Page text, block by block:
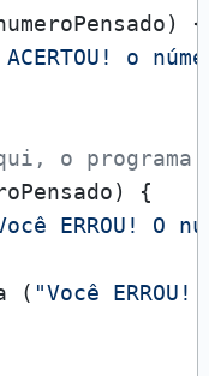
{
ACERTOU! o
o programa
{
ERROU! O
(
"Você